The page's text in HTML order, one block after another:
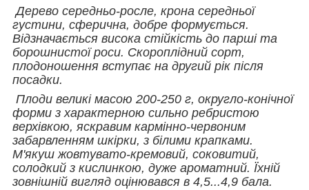
Дерево середньо-росле, крона середньої
густини, сферична, добре формується.
Відзначається висока стійкість до парші та
борошнистої роси. Скороплідний сорт,
плодоношення вступає на другий рік після
посадки.
Плоди великі масою 200-250 г, округло-конічної
форми з характерною сильно ребристою
верхівкою, яскравим кармінно-червоним
забарвленням шкірки, з білими крапками.
М'якуш жовтувато-кремовий, соковитий,
солодкий з кислинкою, дуже ароматний. Їхній
зовнішній вигляд оцінювався в 4,5...4,9 бала.